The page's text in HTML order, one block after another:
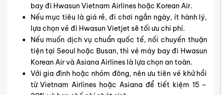
bay đi Hwasun Vietnam Airlines hoặc Korean Air.
Nếu mục tiêu là giá rẻ, đi chơi ngắn ngày, ít hành lý,
lựa chọn vé đi Hwasun Vietjet sẽ tối ưu chi phí.
Nếu muốn dịch vụ chuẩn quốc tế, nối chuyến thuận
tiện tại Seoul hoặc Busan, thì vé máy bay đi Hwasun
Korean Air và Asiana Airlines là lựa chọn an toàn.
Với gia đình hoặc nhóm đông, nên ưu tiên vé khứ hồi
từ Vietnam Airlines hoặc Asiana để tiết kiệm 15 –